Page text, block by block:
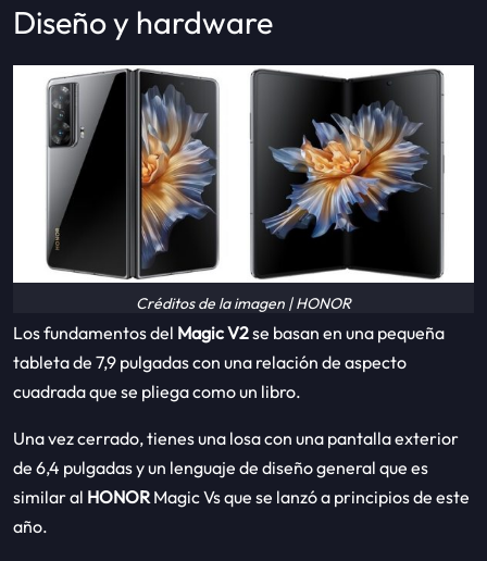
Diseño y hardware
Créditos de la imagen | HONOR
Los fundamentos del Magic V2se basan en una pequeña
tableta de 7,9 pulgadas con una relación de aspecto
cuadrada que se pliega como un libro.
Una vez cerrado, tienes una losa con una pantalla exterior
de 6,4 pulgadas y un lenguaje de diseño general que es
similar al HONOR Magic Vs que se lanzó a principios de este
año.